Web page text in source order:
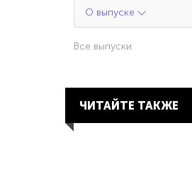
О выпуске
Все выпуски
ЧИТАЙТЕ ТАКЖЕ